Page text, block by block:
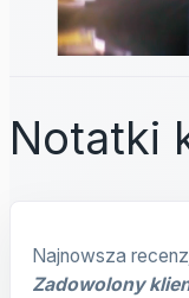
Notatki
Najnowsza
Zadowolony